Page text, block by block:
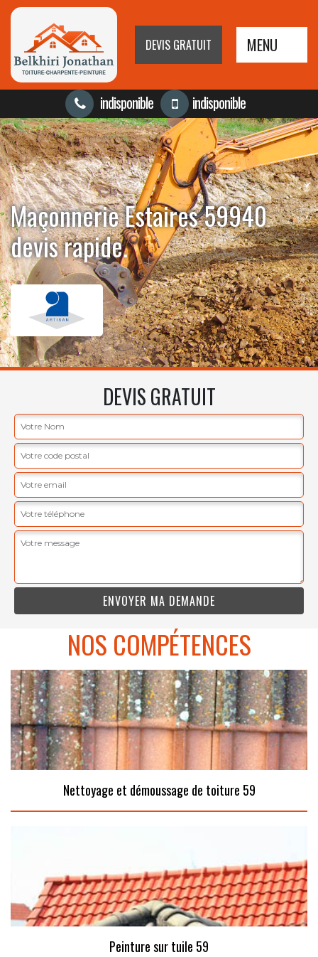
DEVIS GRATUIT MENU
indisponible indisponible
Maçonnerie Estaires 59940
devis rapide.
DEVIS GRATUIT
NOS COMPÉTENCES
Nettoyage et démoussage de toiture 59
Peinture sur tuile 59